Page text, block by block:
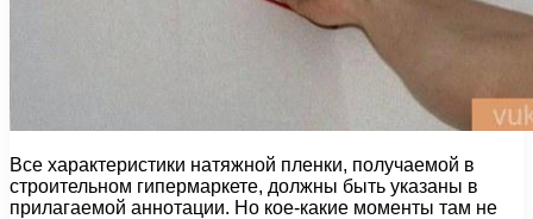
Все характеристики натяжной пленки, получаемой в
строительном гипермаркете, должны быть указаны в
прилагаемой аннотации. Но кое-какие моменты там не